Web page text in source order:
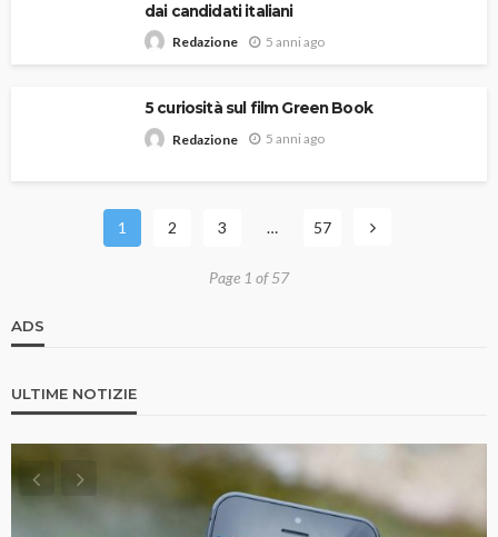
dai candidati italiani
Redazione 5 anni ago
5 curiosità sul film Green Book
Redazione 5 anni ago
1 2 3 … 57
Page 1 of 57
ADS
ULTIME NOTIZIE